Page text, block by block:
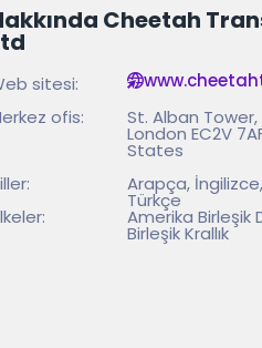
Cheetah
sitesi:
ofis:
St. Alban
London EC2V
States
Arapça,
Türkçe
Amerika Birleşik
Birleşik Krallık